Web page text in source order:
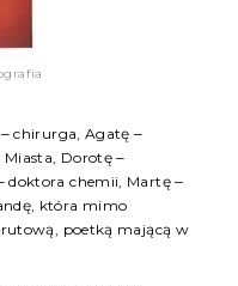
‒ chirurga, Agatę ‒
Dorotę ‒
doktora chemii, Martę ‒
która mimo
poetką mającą w